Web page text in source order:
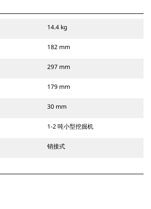
14.4 kg
182 mm
297 mm
179 mm
30 mm
1-2 吨小型挖掘机
销接式